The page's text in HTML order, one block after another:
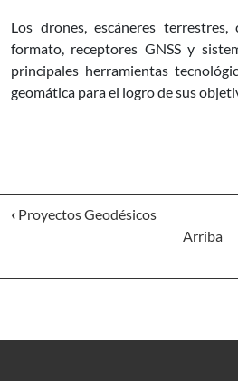
Los drones, escáneres terrestres,
formato, receptores GNSS y
principales herramientas
geomática para el logro de sus
‹ Proyectos Geodésicos
Arriba